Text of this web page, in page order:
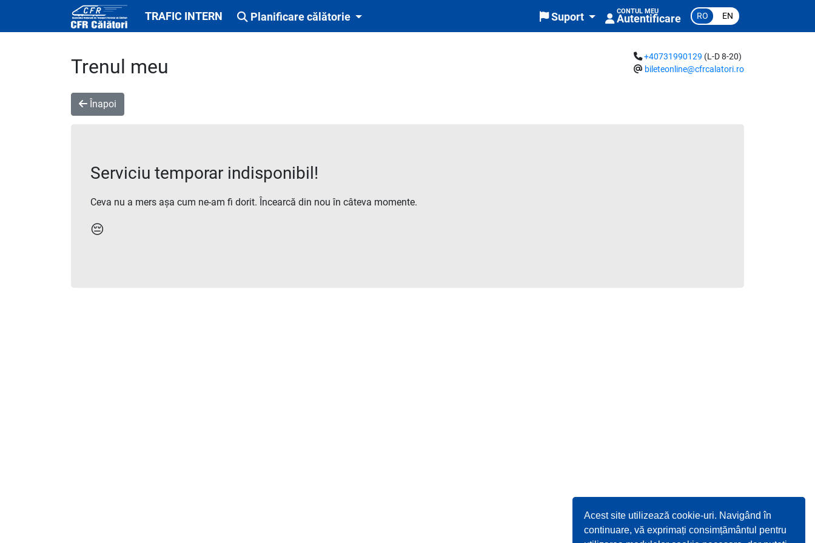
Acest site utilizează cookie-uri. Navigând în
continuare, vă exprimați consimțământul pentru
TRAFIC INTERN Planificare călătorie Suport CONTUL MEU
Autentificare RO EN
Trenul meu +40731990129 (L-D 8-20)
bileteonline@cfrcalatori.ro
Înapoi
Serviciu temporar indisponibil!
Ceva nu a mers așa cum ne-am fi dorit. Încearcă din nou în câteva momente.
😔